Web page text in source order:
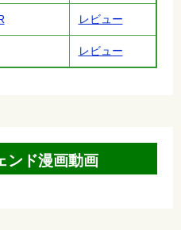
レビュー
レビュー
ンド漫画動画